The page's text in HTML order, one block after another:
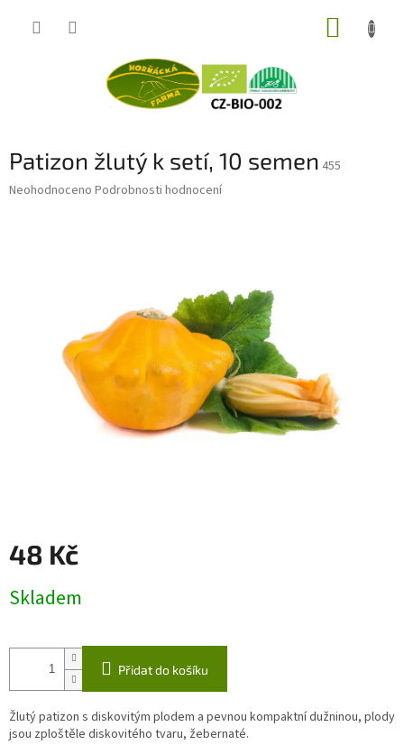
Patizon žlutý k setí, 10 semen 455
Průměrné
Neohodnoceno Podrobnosti hodnocení
48 Kč
cena:
Skladem
Přidat do košíku
Žlutý patizon s diskovitým plodem a pevnou kompaktní dužninou, plody
jsou zploštěle diskovitého tvaru, žebernaté.